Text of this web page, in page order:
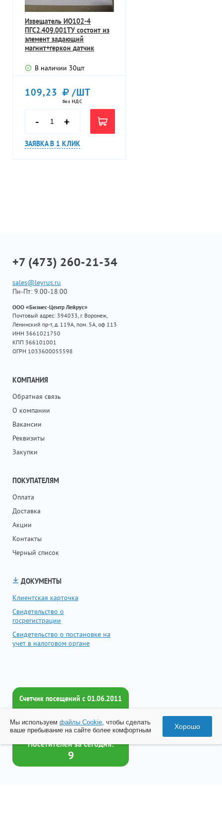
Извещатель ИО102-4
ПГС2.409.001ТУ состоит из
элемент задающий
магнит+геркон датчик
В наличии 30шт
109,23 /ШТ
без НДС
- +
ЗАЯВКА В 1 КЛИК
+7 (473) 260-21-34
sales@leyrus.ru
Пн-Пт: 9.00-18.00
ООО «Бизнес-Центр Лейрус»
Почтовый адрес: 394033, г. Воронеж,
Ленинский пр-т, д. 119А, пом. 5А, оф 113
ИНН 3661021750
КПП 366101001
ОГРН 1033600055598
КОМПАНИЯ
Обратная связь
О компании
Вакансии
Реквизиты
Закупки
ПОКУПАТЕЛЯМ
Оплата
Доставка
Акции
Контакты
Черный список
ДОКУМЕНТЫ
Клиентская карточка
Свидетельство о
госрегистрации
Свидетельство о постановке на
учет в налоговом органе
Счетчик посещений c 01.06.2011
Всего посетителей:
2017401
Посетителей за сегодня:
9
Мы используем файлы Cookie, чтобы сделать
ваше пребывание на сайте более комфортным
Хорошо